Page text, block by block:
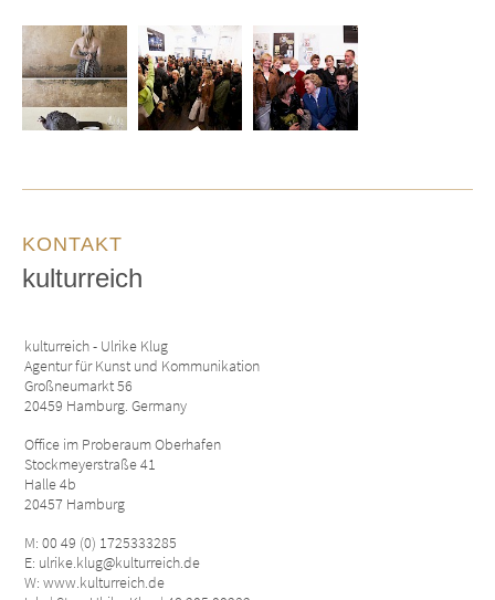
KONTAKT
kulturreich
kulturreich - Ulrike Klug
Agentur für Kunst und Kommunikation
Großneumarkt 56
20459 Hamburg. Germany
Office im Proberaum Oberhafen
Stockmeyerstraße 41
Halle 4b
20457 Hamburg
M: 00 49 (0) 1725333285
E: ulrike.klug@kulturreich.de
W: www.kulturreich.de